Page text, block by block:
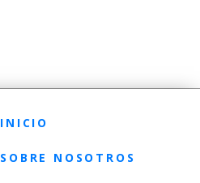
INICIO
SOBRE NOSOTROS